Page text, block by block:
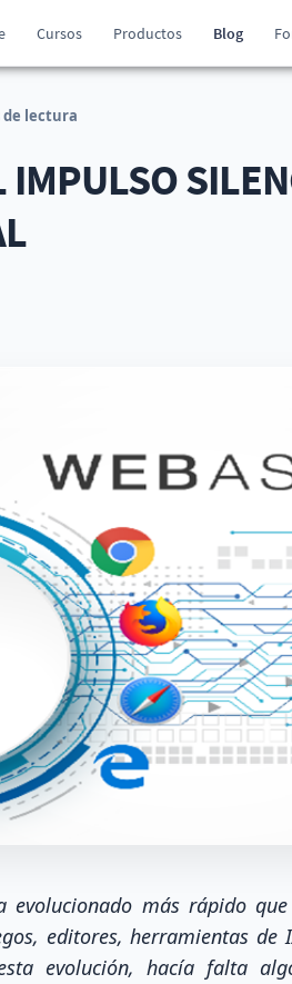
Cursos Productos Blog
lectura
IMPULSO
más rápido
editores, herramientas
evolución, hacía falta